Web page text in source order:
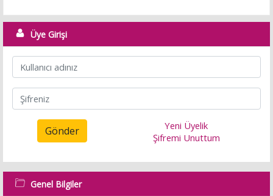
Üye Girişi
Gönder
Yeni Üyelik
Şifremi Unuttum
Genel Bilgiler